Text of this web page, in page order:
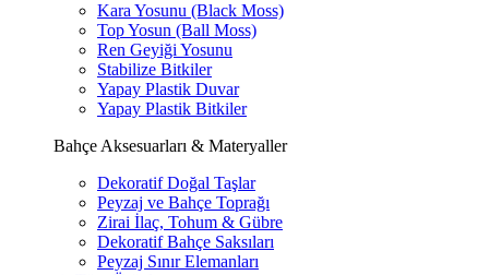
Kara Yosunu (Black Moss)
Top Yosun (Ball Moss)
Ren Geyiği Yosunu
Stabilize Bitkiler
Yapay Plastik Duvar
Yapay Plastik Bitkiler
Bahçe Aksesuarları & Materyaller
Dekoratif Doğal Taşlar
Peyzaj ve Bahçe Toprağı
Zirai İlaç, Tohum & Gübre
Dekoratif Bahçe Saksıları
Peyzaj Sınır Elemanları